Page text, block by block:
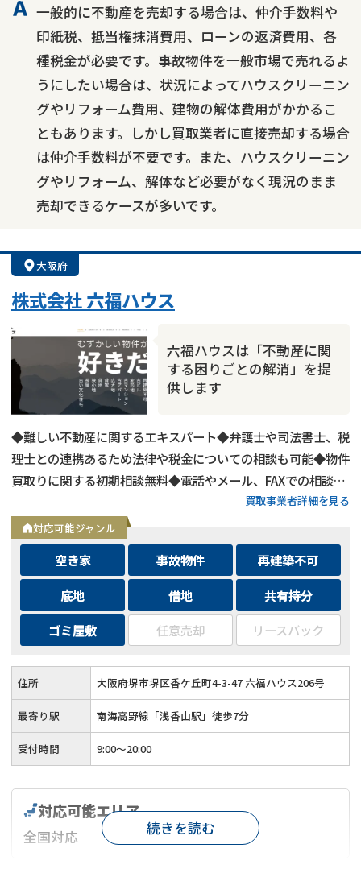
一般的に不動産を売却する場合は、仲介手数料や
印紙税、抵当権抹消費用、ローンの返済費用、各
種税金が必要です。事故物件を一般市場で売れるよ
うにしたい場合は、状況によってハウスクリーニン
グやリフォーム費用、建物の解体費用がかかるこ
ともあります。しかし買取業者に直接売却する場合
は仲介手数料が不要です。また、ハウスクリーニン
グやリフォーム、解体など必要がなく現況のまま
売却できるケースが多いです。
大阪府
株式会社 六福ハウス
六福ハウスは「不動産に関
する困りごとの解消」を提
供します
◆難しい不動産に関するエキスパート◆弁護士や司法書士、税
理士との連携あるため法律や税金についての相談も可能◆物件
買取りに関する初期相談無料◆電話やメール、FAXでの相談可
買取事業者詳細を見る
対応可能ジャンル
空き家 事故物件
再建築不可
底地
借地
共有持分
ゴミ屋敷
任意売却 リースバック
住所 大阪府堺市堺区香ケ丘町4-3-47 六福ハウス206号
最寄り駅 南海高野線「浅香山駅」徒歩7分
受付時間 9:00～20:00
対応可能エリア
全国対応 続きを読む